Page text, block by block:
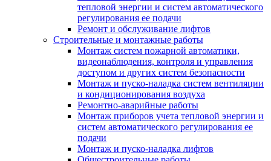
тепловой энергии и систем автоматического
регулирования ее подачи
Ремонт и обслуживание лифтов
Строительные и монтажные работы
Монтаж систем пожарной автоматики,
видеонаблюдения, контроля и управления
доступом и других систем безопасности
Монтаж и пуско-наладка систем вентиляции
и кондиционирования воздуха
Ремонтно-аварийные работы
Монтаж приборов учета тепловой энергии и
систем автоматического регулирования ее
подачи
Монтаж и пуско-наладка лифтов